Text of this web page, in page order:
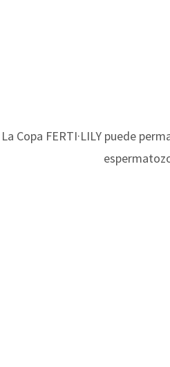
La Copa FERTI·LILY puede